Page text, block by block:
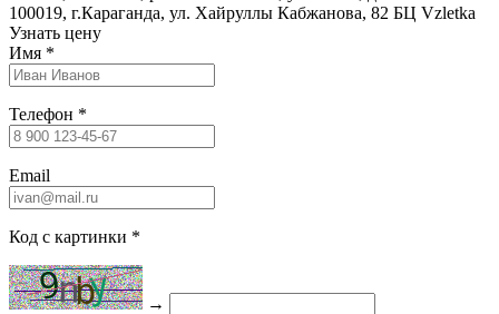
100019, г.Караганда, ул. Хайруллы Кабжанова, 82 БЦ Vzletka
Узнать цену
Имя *
Телефон *
Email
Код с картинки *
→